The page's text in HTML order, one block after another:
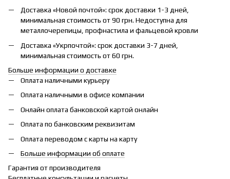
Доставка «Новой почтой»: срок доставки 1-3 дней,
минимальная стоимость от 90 грн. Недоступна для
металлочерепицы, профнастила и фальцевой кровли
Доставка «Укрпочтой»: срок доставки 3-7 дней,
минимальная стоимость от 60 грн.
Больше информации о доставке
Оплата наличными курьеру
Оплата наличными в офисе компании
Онлайн оплата банковской картой онлайн
Оплата по банковским реквизитам
Оплата переводом с карты на карту
Больше информации об оплате
Гарантия от производителя